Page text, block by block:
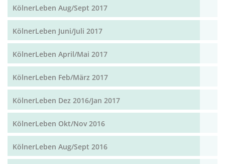
KölnerLeben Aug/Sept 2017
KölnerLeben Juni/Juli 2017
KölnerLeben April/Mai 2017
KölnerLeben Feb/März 2017
KölnerLeben Dez 2016/Jan 2017
KölnerLeben Okt/Nov 2016
KölnerLeben Aug/Sept 2016